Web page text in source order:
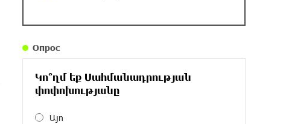
Опрос
Կո՞ղմ եք Սահմանադրության
փոփոխությանը
Այո